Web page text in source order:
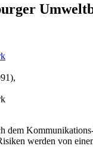
dem
werden von